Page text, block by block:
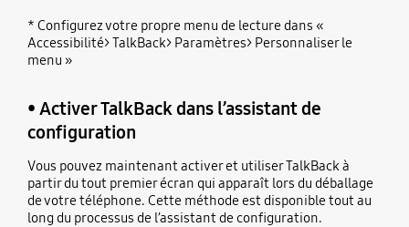
* Configurez votre propre menu de lecture dans «
Accessibilité> TalkBack> Paramètres> Personnaliser le
menu »
• Activer TalkBack dans l’assistant de
configuration
Vous pouvez maintenant activer et utiliser TalkBack à
partir du tout premier écran qui apparaît lors du déballage
de votre téléphone. Cette méthode est disponible tout au
long du processus de l’assistant de configuration.